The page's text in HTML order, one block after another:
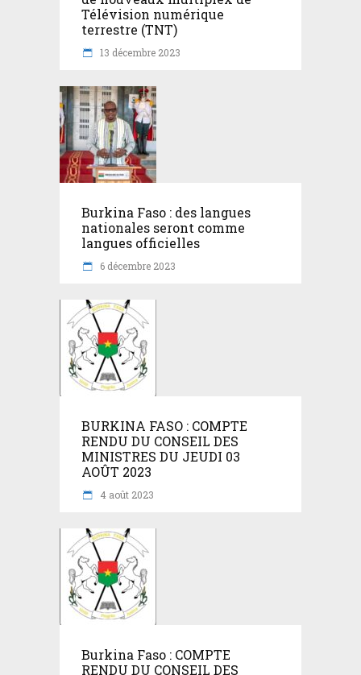
Télévision numérique
terrestre (TNT)
13 décembre 2023
Burkina Faso : des langues
nationales seront comme
langues officielles
6 décembre 2023
BURKINA FASO : COMPTE
RENDU DU CONSEIL DES
MINISTRES DU JEUDI 03
AOÛT 2023
4 août 2023
Burkina Faso : COMPTE
RENDU DU CONSEIL DES